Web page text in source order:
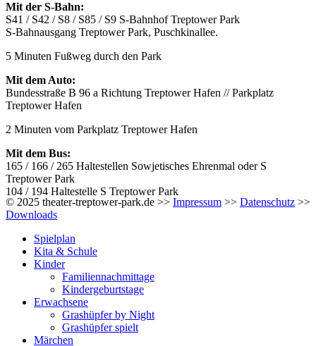
Mit der S-Bahn:
S41 / S42 / S8 / S85 / S9 S-Bahnhof Treptower Park
S-Bahnausgang Treptower Park, Puschkinallee.
5 Minuten Fußweg durch den Park
Mit dem Auto:
Bundesstraße B 96 a Richtung Treptower Hafen // Parkplatz
Treptower Hafen
2 Minuten vom Parkplatz Treptower Hafen
Mit dem Bus:
165 / 166 / 265 Haltestellen Sowjetisches Ehrenmal oder S
Treptower Park
104 / 194 Haltestelle S Treptower Park
© 2025 theater-treptower-park.de >> Impressum >> Datenschutz >>
Downloads
Spielplan
Kita & Schule
Kinder
Familiennachmittage
Kindergeburtstage
Erwachsene
Grashüpfer by Night
Grashüpfer spielt
Märchen